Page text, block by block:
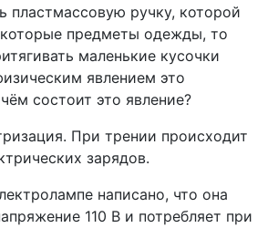
пластмассовую ручку, которой
предметы одежды, то
маленькие кусочки
явлением это
состоит это явление?
При трении происходит
зарядов.
написано, что она
110 В и потребляет при